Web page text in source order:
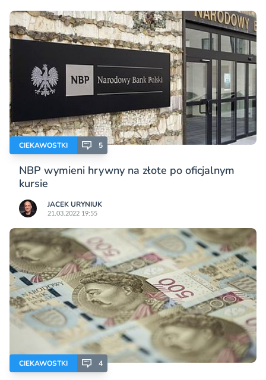
CIEKAWOSTKI 5
NBP wymieni hrywny na złote po oficjalnym
kursie
JACEK URYNIUK
21.03.2022 19:55
CIEKAWOSTKI 4